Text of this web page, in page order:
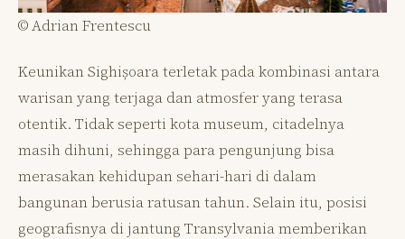
© Adrian Frentescu
Keunikan Sighișoara terletak pada kombinasi antara
warisan yang terjaga dan atmosfer yang terasa
otentik. Tidak seperti kota museum, citadelnya
masih dihuni, sehingga para pengunjung bisa
merasakan kehidupan sehari-hari di dalam
bangunan berusia ratusan tahun. Selain itu, posisi
geografisnya di jantung Transylvania memberikan